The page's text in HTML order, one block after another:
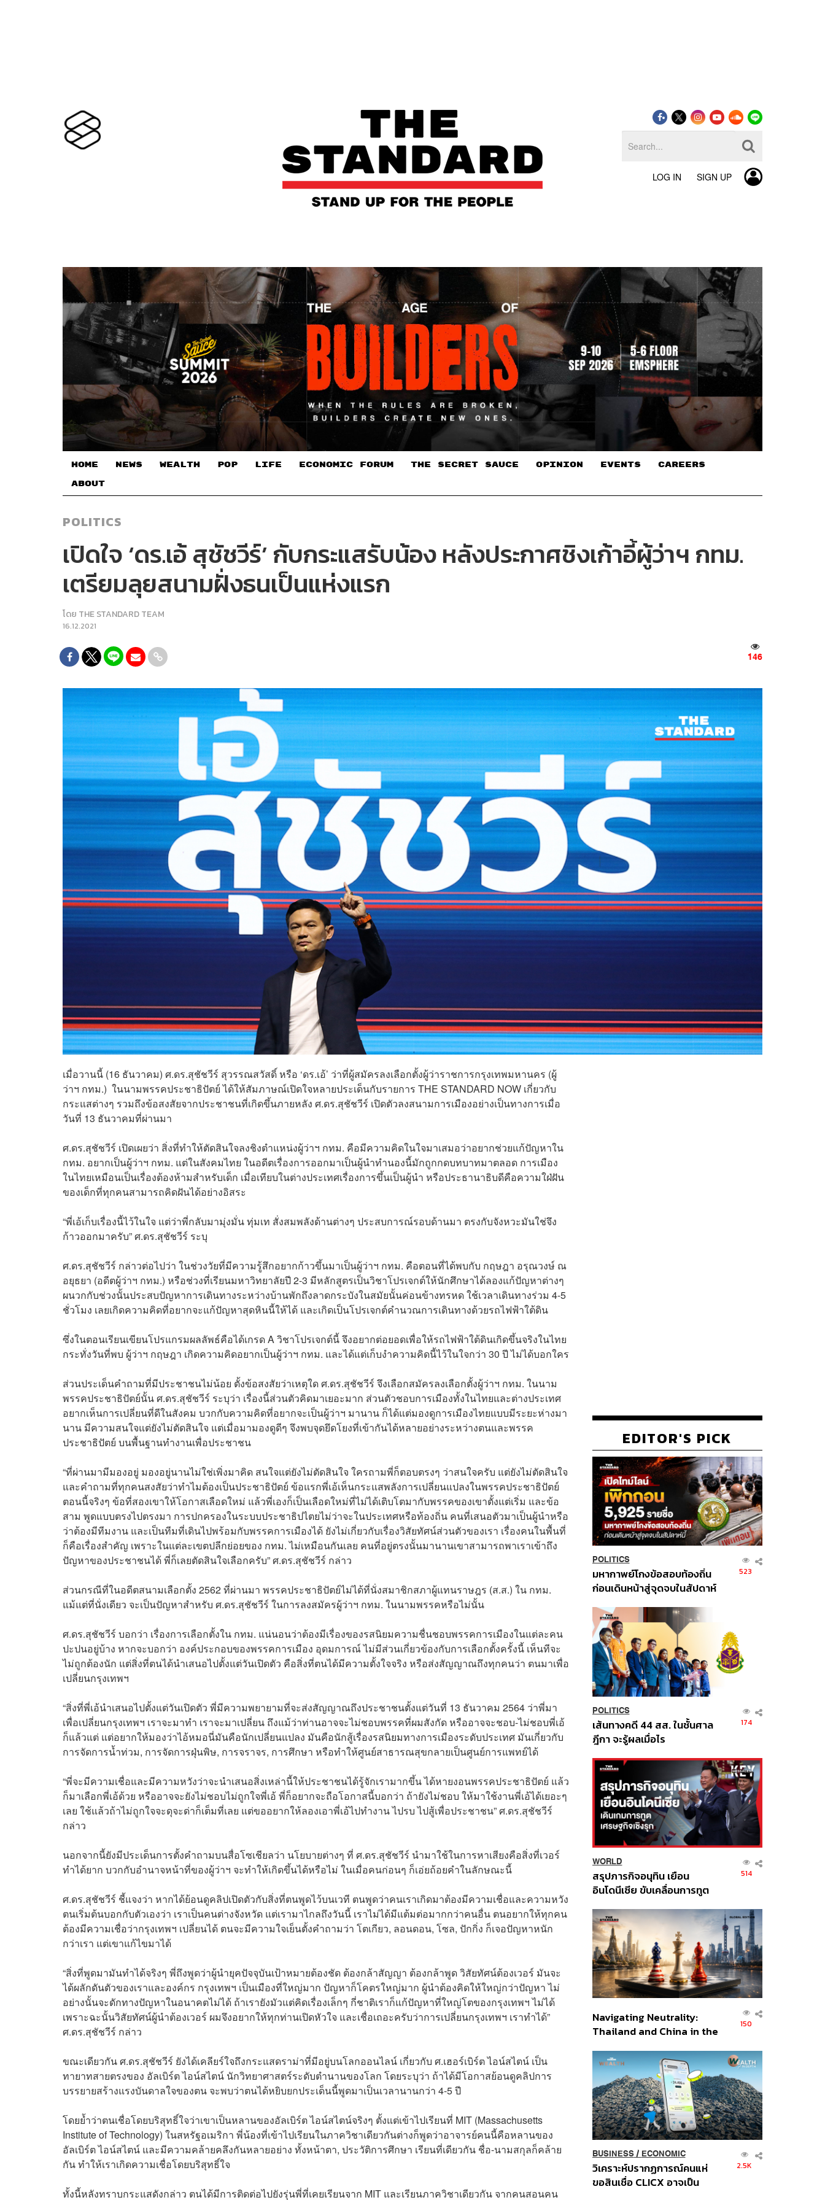
LOG IN SIGN UP
HOME NEWS WEALTH POP LIFE ECONOMIC FORUM THE SECRET SAUCE​ OPINION EVENTS CAREERS
ABOUT
POLITICS
เปิดใจ ‘ดร.เอ้ สุชัชวีร์’ กับกระแสรับน้อง หลังประกาศชิงเก้าอี้ผู้ว่าฯ กทม.
เตรียมลุยสนามฝั่งธนเป็นแห่งแรก
โดย THE STANDARD TEAM
16.12.2021
146
เมื่อวานนี้ (16 ธันวาคม) ศ.ดร.สุชัชวีร์ สุวรรณสวัสดิ์ หรือ ‘ดร.เอ้’ ว่าที่ผู้สมัครลงเลือกตั้งผู้ว่าราชการกรุงเทพมหานคร (ผู้
ว่าฯ กทม.) ในนามพรรคประชาธิปัตย์ ได้ให้สัมภาษณ์เปิดใจหลายประเด็นกับรายการ THE STANDARD NOW เกี่ยวกับ
กระแสต่างๆ รวมถึงข้อสงสัยจากประชาชนที่เกิดขึ้นภายหลัง ศ.ดร.สุชัชวีร์ เปิดตัวลงสนามการเมืองอย่างเป็นทางการเมื่อ
วันที่ 13 ธันวาคมที่ผ่านมา
ศ.ดร.สุชัชวีร์ เปิดเผยว่า สิ่งที่ทำให้ตัดสินใจลงชิงตำแหน่งผู้ว่าฯ กทม. คือมีความคิดในใจมาเสมอว่าอยากช่วยแก้ปัญหาใน
กทม. อยากเป็นผู้ว่าฯ กทม. แต่ในสังคมไทย ในอดีตเรื่องการออกมาเป็นผู้นำทำนองนี้มักถูกกดบทบาทมาตลอด การเมือง
ในไทยเหมือนเป็นเรื่องต้องห้ามสำหรับเด็ก เมื่อเทียบในต่างประเทศเรื่องการขึ้นเป็นผู้นำ หรือประธานาธิบดีคือความใฝ่ฝัน
ของเด็กที่ทุกคนสามารถคิดฝันได้อย่างอิสระ
“พี่เอ้เก็บเรื่องนี้ไว้ในใจ แต่ว่าพี่กลับมามุ่งมั่น ทุ่มเท สั่งสมพลังด้านต่างๆ ประสบการณ์รอบด้านมา ตรงกับจังหวะมันใช่จึง
ก้าวออกมาครับ” ศ.ดร.สุชัชวีร์ ระบุ
ศ.ดร.สุชัชวีร์ กล่าวต่อไปว่า ในช่วงวัยที่มีความรู้สึกอยากก้าวขึ้นมาเป็นผู้ว่าฯ กทม. คือตอนที่ได้พบกับ กฤษฎา อรุณวงษ์ ณ
อยุธยา (อดีตผู้ว่าฯ กทม.) หรือช่วงที่เรียนมหาวิทยาลัยปี 2-3 มีหลักสูตรเป็นวิชาโปรเจกต์ให้นักศึกษาได้ลองแก้ปัญหาต่างๆ
ผนวกกับช่วงนั้นประสบปัญหาการเดินทางระหว่างบ้านพักถึงลาดกระบังในสมัยนั้นค่อนข้างทรหด ใช้เวลาเดินทางร่วม 4-5
ชั่วโมง เลยเกิดความคิดที่อยากจะแก้ปัญหาสุดหินนี้ให้ได้ และเกิดเป็นโปรเจกต์คำนวณการเดินทางด้วยรถไฟฟ้าใต้ดิน
ซึ่งในตอนเรียนเขียนโปรแกรมผลลัพธ์คือได้เกรด A วิชาโปรเจกต์นี้ จึงอยากต่อยอดเพื่อให้รถไฟฟ้าใต้ดินเกิดขึ้นจริงในไทย
กระทั่งวันที่พบ ผู้ว่าฯ กฤษฎา เกิดความคิดอยากเป็นผู้ว่าฯ กทม. และได้แต่เก็บงำความคิดนี้ไว้ในใจกว่า 30 ปี ไม่ได้บอกใคร
ส่วนประเด็นคำถามที่มีประชาชนไม่น้อย ตั้งข้อสงสัยว่าเหตุใด ศ.ดร.สุชัชวีร์ จึงเลือกสมัครลงเลือกตั้งผู้ว่าฯ กทม. ในนาม
พรรคประชาธิปัตย์นั้น ศ.ดร.สุชัชวีร์ ระบุว่า เรื่องนี้ส่วนตัวคิดมาเยอะมาก ส่วนตัวชอบการเมืองทั้งในไทยและต่างประเทศ
อยากเห็นการเปลี่ยนที่ดีในสังคม บวกกับความคิดที่อยากจะเป็นผู้ว่าฯ มานาน ก็ได้แต่มองดูการเมืองไทยแบบมีระยะห่างมา
นาน มีความสนใจแต่ยังไม่ตัดสินใจ แต่เมื่อมามองดูดีๆ จึงพบจุดยึดโยงที่เข้ากันได้หลายอย่างระหว่างตนและพรรค
ประชาธิปัตย์ บนพื้นฐานทำงานเพื่อประชาชน
“ที่ผ่านมามีมองอยู่ มองอยู่นานไม่ใช่เพิ่งมาคิด สนใจแต่ยังไม่ตัดสินใจ ใครถามพี่ก็ตอบตรงๆ ว่าสนใจครับ แต่ยังไม่ตัดสินใจ
และคำถามที่ทุกคนสงสัยว่าทำไมต้องเป็นประชาธิปัตย์ ข้อแรกพี่เอ้เห็นกระแสพลังการเปลี่ยนแปลงในพรรคประชาธิปัตย์
ตอนนี้จริงๆ ข้อที่สองเขาให้โอกาสเลือดใหม่ แล้วพี่เองก็เป็นเลือดใหม่ที่ไม่ได้เติบโตมากับพรรคของเขาตั้งแต่เริ่ม และข้อ
สาม พูดแบบตรงไปตรงมา การปกครองในระบบประชาธิปไตยไม่ว่าจะในประเทศหรือท้องถิ่น คนที่เสนอตัวมาเป็นผู้นำหรือ
ว่าต้องมีทีมงาน และเป็นทีมที่เดินไปพร้อมกับพรรคการเมืองได้ ยังไม่เกี่ยวกับเรื่องวิสัยทัศน์ส่วนตัวของเรา เรื่องคนในพื้นที่
ก็คือเรื่องสำคัญ เพราะในแต่ละเขตปลีกย่อยของ กทม. ไม่เหมือนกันเลย คนที่อยู่ตรงนั้นมานานเขาสามารถพาเราเข้าถึง
ปัญหาของประชาชนได้ พี่ก็เลยตัดสินใจเลือกครับ” ศ.ดร.สุชัชวีร์ กล่าว
ส่วนกรณีที่ในอดีตสนามเลือกตั้ง 2562 ที่ผ่านมา พรรคประชาธิปัตย์ไม่ได้ที่นั่งสมาชิกสภาผู้แทนราษฎร (ส.ส.) ใน กทม.
แม้แต่ที่นั่งเดียว จะเป็นปัญหาสำหรับ ศ.ดร.สุชัชวีร์ ในการลงสมัครผู้ว่าฯ กทม. ในนามพรรคหรือไม่นั้น
ศ.ดร.สุชัชวีร์ บอกว่า เรื่องการเลือกตั้งใน กทม. แน่นอนว่าต้องมีเรื่องของรสนิยมความชื่นชอบพรรคการเมืองในแต่ละคน
ปะปนอยู่บ้าง หากจะบอกว่า องค์ประกอบของพรรคการเมือง อุดมการณ์ ไม่มีส่วนเกี่ยวข้องกับการเลือกตั้งครั้งนี้ เห็นทีจะ
ไม่ถูกต้องนัก แต่สิ่งที่ตนได้นำเสนอไปตั้งแต่วันเปิดตัว คือสิ่งที่ตนได้มีความตั้งใจจริง หรือส่งสัญญาณถึงทุกคนว่า ตนมาเพื่อ
เปลี่ยนกรุงเทพฯ
“สิ่งที่พี่เอ้นำเสนอไปตั้งแต่วันเปิดตัว พี่มีความพยายามที่จะส่งสัญญาณถึงประชาชนตั้งแต่วันที่ 13 ธันวาคม 2564 ว่าพี่มา
เพื่อเปลี่ยนกรุงเทพฯ เราจะมาทำ เราจะมาเปลี่ยน ถึงแม้ว่าท่านอาจจะไม่ชอบพรรคที่ผมสังกัด หรืออาจจะชอบ-ไม่ชอบพี่เอ้
ก็แล้วแต่ แต่อยากให้มองว่าไอ้หมอนี่มันคือนักเปลี่ยนแปลง มันคือนักสู้เรื่องรสนิยมทางการเมืองระดับประเทศ มันเกี่ยวกับ
การจัดการน้ำท่วม, การจัดการฝุ่นพิษ, การจราจร, การศึกษา หรือทำให้ศูนย์สาธารณสุขกลายเป็นศูนย์การแพทย์ได้
“พี่จะมีความเชื่อและมีความหวังว่าจะนำเสนอสิ่งเหล่านี้ให้ประชาชนได้รู้จักเรามากขึ้น ได้หายงอนพรรคประชาธิปัตย์ แล้ว
ก็มาเลือกพี่เอ้ด้วย หรืออาจจะยังไม่ชอบไม่ถูกใจพี่เอ้ พี่ก็อยากจะถือโอกาสนี้บอกว่า ถ้ายังไม่ชอบ ให้มาใช้งานพี่เอ้ได้เยอะๆ
เลย ใช้แล้วถ้าไม่ถูกใจจะดุจะด่าก็เต็มที่เลย แต่ขออยากให้ลองเอาพี่เอ้ไปทำงาน ไปรบ ไปสู้เพื่อประชาชน” ศ.ดร.สุชัชวีร์
กล่าว
นอกจากนี้ยังมีประเด็นการตั้งคำถามบนสื่อโซเชียลว่า นโยบายต่างๆ ที่ ศ.ดร.สุชัชวีร์ นำมาใช้ในการหาเสียงคือสิ่งที่เวอร์
ทำได้ยาก บวกกับอำนาจหน้าที่ของผู้ว่าฯ จะทำให้เกิดขึ้นได้หรือไม่ ในเมื่อคนก่อนๆ ก็เอ่ยถ้อยคำในลักษณะนี้
ศ.ดร.สุชัชวีร์ ชี้แจงว่า หากได้ย้อนดูคลิปเปิดตัวกับสิ่งที่ตนพูดไว้บนเวที ตนพูดว่าคนเราเกิดมาต้องมีความเชื่อและความหวัง
ตนเริ่มต้นบอกกับตัวเองว่า เราเป็นคนต่างจังหวัด แต่เรามาไกลถึงวันนี้ เราไม่ได้มีแต้มต่อมากกว่าคนอื่น ตนอยากให้ทุกคน
ต้องมีความเชื่อว่ากรุงเทพฯ เปลี่ยนได้ ตนจะมีความใจเย็นตั้งคำถามว่า โตเกียว, ลอนดอน, โซล, ปักกิ่ง ก็เจอปัญหาหนัก
กว่าเรา แต่เขาแก้ไขมาได้
“สิ่งที่พูดมามันทำได้จริงๆ พี่ถึงพูดว่าผู้นำยุคปัจจุบันเป้าหมายต้องชัด ต้องกล้าสัญญา ต้องกล้าพูด วิสัยทัศน์ต้องเวอร์ มันจะ
ได้ผลักดันตัวของเราและองค์กร กรุงเทพฯ เป็นเมืองที่ใหญ่มาก ปัญหาก็โคตรใหญ่มาก ผู้นำต้องคิดให้ใหญ่กว่าปัญหา ไม่
อย่างนั้นจะดักทางปัญหาในอนาคตไม่ได้ ถ้าเรายังมัวแต่คิดเรื่องเล็กๆ กี่ชาติเราก็แก้ปัญหาที่ใหญ่โตของกรุงเทพฯ ไม่ได้
เพราะฉะนั้นวิสัยทัศน์ผู้นำต้องเวอร์ ผมจึงอยากให้ทุกท่านเปิดหัวใจ และเชื่อเถอะครับว่าการเปลี่ยนกรุงเทพฯ เราทำได้”
ศ.ดร.สุชัชวีร์ กล่าว
ขณะเดียวกัน ศ.ดร.สุชัชวีร์ ยังได้เคลียร์ใจถึงกระแสดราม่าที่มีอยู่บนโลกออนไลน์ เกี่ยวกับ ศ.เฮอร์เบิร์ต ไอน์สไตน์ เป็น
ทายาทสายตรงของ อัลเบิร์ต ไอน์สไตน์ นักวิทยาศาสตร์ระดับตำนานของโลก โดยระบุว่า ถ้าได้มีโอกาสย้อนดูคลิปการ
บรรยายสร้างแรงบันดาลใจของตน จะพบว่าตนได้หยิบยกประเด็นนี้พูดมาเป็นเวลานานกว่า 4-5 ปี
โดยย้ำว่าตนเชื่อโดยบริสุทธิ์ใจว่าเขาเป็นหลานของอัลเบิร์ต ไอน์สไตน์จริงๆ ตั้งแต่เข้าไปเรียนที่ MIT (Massachusetts
Institute of Technology) ในสหรัฐอเมริกา พี่น้องที่เข้าไปเรียนในภาควิชาเดียวกันต่างก็พูดว่าอาจารย์คนนี้คือหลานของ
อัลเบิร์ต ไอน์สไตน์ และมีความคล้ายคลึงกันหลายอย่าง ทั้งหน้าตา, ประวัติการศึกษา เรียนที่เดียวกัน ชื่อ-นามสกุลก็คล้าย
กัน ทำให้เราเกิดความเชื่อโดยบริสุทธิ์ใจ
ทั้งนี้หลังทราบกระแสดังกล่าว ตนได้มีการติดต่อไปยังรุ่นพี่ที่เคยเรียนจาก MIT และเรียนภาควิชาเดียวกัน จากคนสอนคน
EDITOR'S PICK
POLITICS
มหากาพย์โกงข้อสอบท้องถิ่น
ก่อนเดินหน้าสู่จุดจบในสัปดาห์
523
POLITICS
เส้นทางคดี 44 สส. ในชั้นศาล
ฎีกา จะรู้ผลเมื่อไร
174
WORLD
สรุปภารกิจอนุทิน เยือน
อินโดนีเซีย ขับเคลื่อนการทูต
ส่วนยุทธศาสตร์ไทย –
อินโดนีเซีย
514
Navigating Neutrality:
Thailand and China in the
Order
150
BUSINESS/ ECONOMIC
วิเคราะห์ปรากฏการณ์คนแห่
ขอสินเชื่อ CLICX อาจเป็น
2.5K